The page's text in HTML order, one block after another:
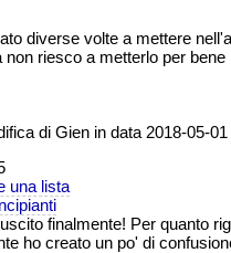
diverse volte a mettere
non riesco a metterlo per bene
di Gien in data 2018-05-
una lista
finalmente! Per quanto
ho creato un po' di